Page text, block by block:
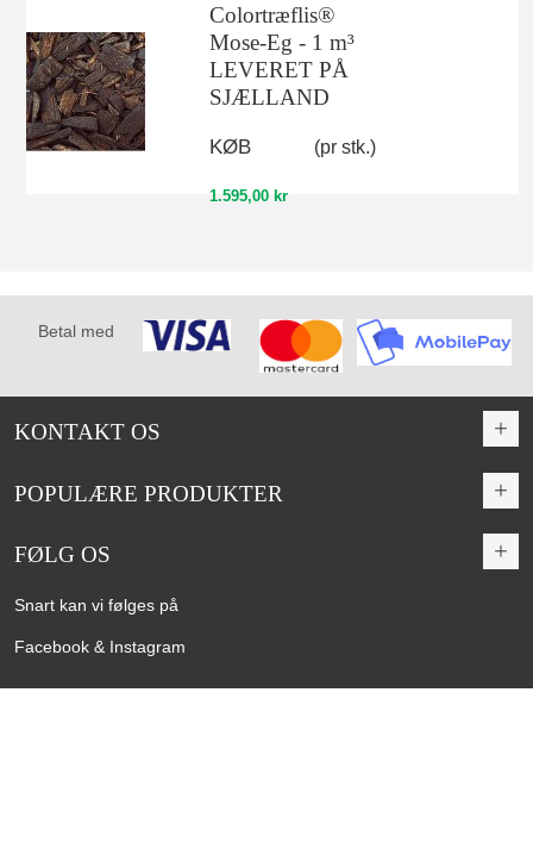
Colortræflis®
Mose-Eg - 1 m³
LEVERET PÅ
SJÆLLAND
KØB
1.595,00 kr
(pr stk.)
Betal med
KONTAKT OS
POPULÆRE PRODUKTER
FØLG OS
Snart kan vi følges på
Facebook & Instagram